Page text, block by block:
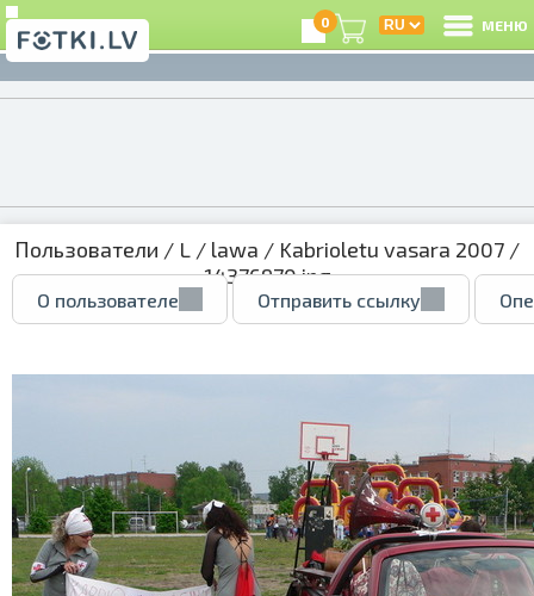
0 МЕНЮ
Пользователи / L / lawa / Kabrioletu vasara 2007 /
14376970.jpg
О пользователе Отправить ссылку